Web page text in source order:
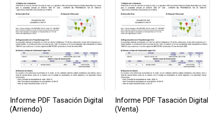
Informe PDF Tasación Digital
(Arriendo)
Informe PDF Tasación Digital
(Venta)